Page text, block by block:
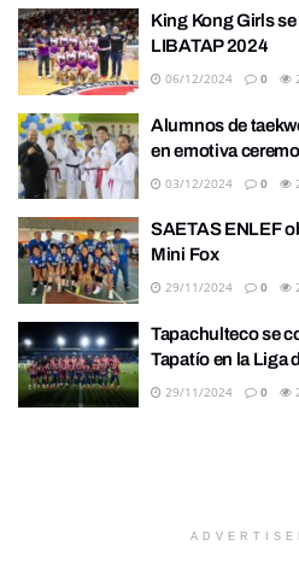
King Kong Girls
LIBATAP 2024
06/12/2024 0
Alumnos de
en emotiva
03/12/2024 0
SAETAS ENLEF
Mini Fox
29/11/2024 0
Tapachulteco se
Tapatío en la Liga
29/11/2024 0